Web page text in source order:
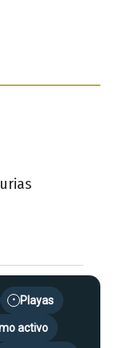
• Playas
activo